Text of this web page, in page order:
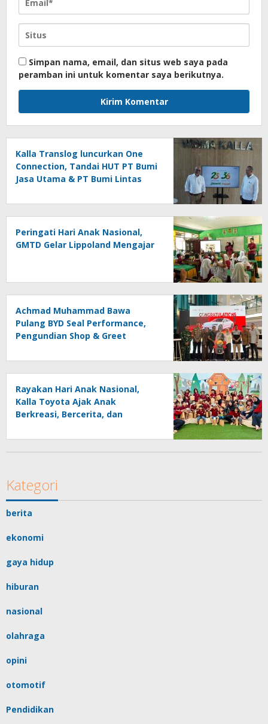
Simpan nama, email, dan situs web saya pada
peramban ini untuk komentar saya berikutnya.
Kalla Translog luncurkan One
Connection, Tandai HUT PT Bumi
Jasa Utama & PT Bumi Lintas
Peringati Hari Anak Nasional,
GMTD Gelar Lippoland Mengajar
Achmad Muhammad Bawa
Pulang BYD Seal Performance,
Pengundian Shop & Greet
Disaksikan Publik
Rayakan Hari Anak Nasional,
Kalla Toyota Ajak Anak
Berkreasi, Bercerita, dan
melalui KIDDO
Kategori
berita
ekonomi
gaya hidup
hiburan
nasional
olahraga
opini
otomotif
Pendidikan